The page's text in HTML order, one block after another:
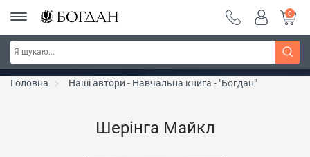
Серія "Чейзіана" ~ знижка 20%
0
Головна Наші автори - Навчальна книга - "Богдан"
Шерінга Майкл